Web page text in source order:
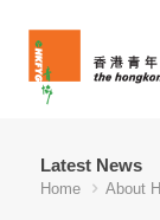
Latest News
Home About